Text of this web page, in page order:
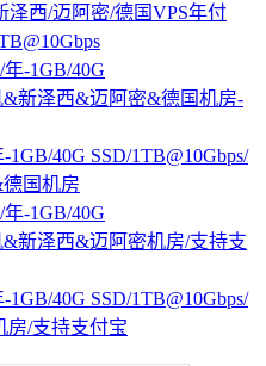
泽西/迈阿密/德国VPS年付
1GB/40G SSD/1TB@10Gbps/
国机房
1GB/40G SSD/1TB@10Gbps/
房/支持支付宝